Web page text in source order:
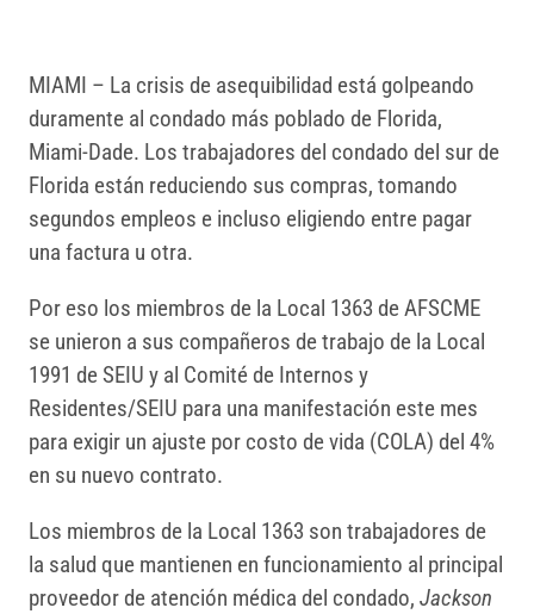
MIAMI – La crisis de asequibilidad está golpeando
duramente al condado más poblado de Florida,
Miami-Dade. Los trabajadores del condado del sur de
Florida están reduciendo sus compras, tomando
segundos empleos e incluso eligiendo entre pagar
una factura u otra.
Por eso los miembros de la Local 1363 de AFSCME
se unieron a sus compañeros de trabajo de la Local
1991 de SEIU y al Comité de Internos y
Residentes/SEIU para una manifestación este mes
para exigir un ajuste por costo de vida (COLA) del 4%
en su nuevo contrato.
Los miembros de la Local 1363 son trabajadores de
la salud que mantienen en funcionamiento al principal
proveedor de atención médica del condado, Jackson